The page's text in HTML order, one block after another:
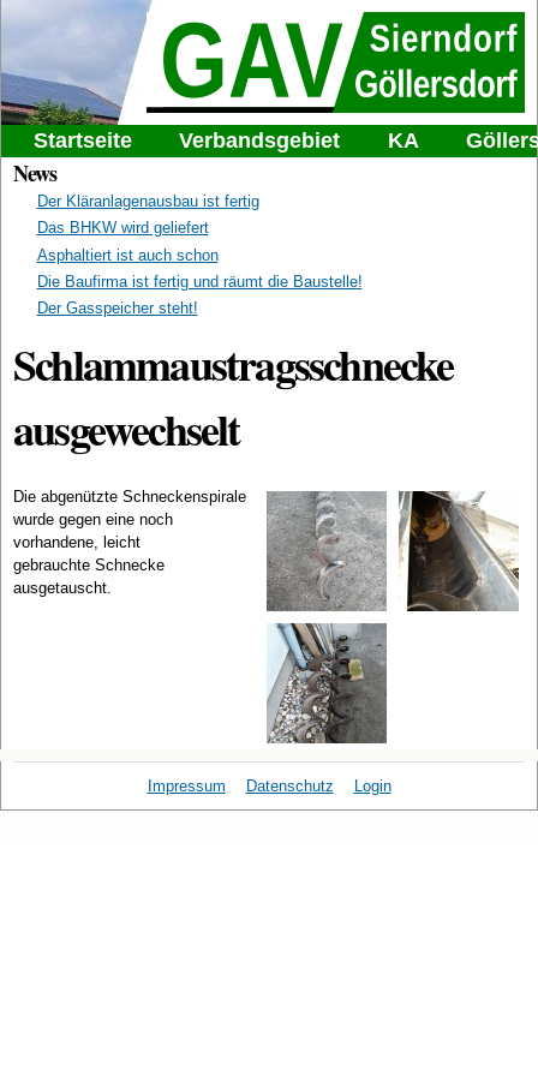
zum
Inhalt
Gemeindeabwasserverband
Sierndorf-Göllersdorf
Hauptmenü
Startseite Verbandsgebiet KA
News
Der Kläranlagenausbau ist fertig
Das BHKW wird geliefert
Asphaltiert ist auch schon
Die Baufirma ist fertig und räumt die Baustelle!
Der Gasspeicher steht!
Schlammaustragsschnecke
ausgewechselt
Die abgenützte Schneckenspirale
wurde gegen eine noch
vorhandene, leicht
gebrauchte Schnecke
ausgetauscht.
Impressum Datenschutz Login